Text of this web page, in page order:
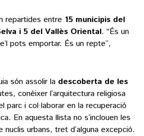
repartides entre 15 municipis del
i 5 del Vallès Oriental. “És un
pots emportar. És un repte”,
són assolir la descoberta de les
conèixer l’arquitectura religiosa
parc i col·laborar en la recuperació
En aquesta llista no s’inclouen les
nuclis urbans, tret d’alguna excepció.